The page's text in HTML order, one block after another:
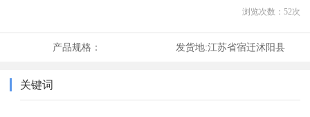
浏览次数： 52次
产品规格： 发货地:江苏省宿迁沭阳县
关键词